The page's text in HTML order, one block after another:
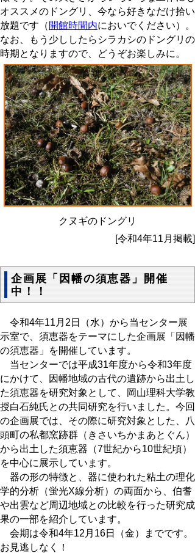
オススメのドングリ、今なら好きなだけ拾い
放題です（ 開館時間内においでください）。
なお、もう少ししたらシラカシのドングリの
時期となりますので、どうぞお楽しみに。
クヌギのドングリ
[令和4年11月掲載]
企画展「因幡の須恵器」開催
中！！
令和4年11月2日（水）から当センター展
示室で、須恵器をテーマにした企画展「因幡
の須恵器」を開催しています。
当センターでは平成31年度から令和3年度
にかけて、因幡地域の古代の遺跡から出土し
た須恵器を研究対象として、岡山理科大学教
授白石純氏との共同研究を行いました。今回
の企画展では、その際に研究対象とした、八
頭町の私都窯跡群（きさいちかまあとぐん）
から出土した須恵器（7世紀から10世紀頃）
を中心に展示しています。
器の形の特徴と、器に使われた粘土の理化
学的分析（蛍光X線分析）の両面から、伯耆
や出雲など周辺地域との比較を行った研究成
果の一部を紹介しています。
会期は令和4年12月16日（金）までです。
お見逃しなく！